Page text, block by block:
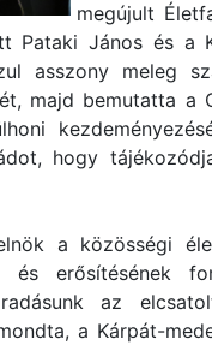
megújult
Pataki János és a
asszony meleg
majd bemutatta a
hogy
a közösségi
és erősítésének
az
a Kárpát-